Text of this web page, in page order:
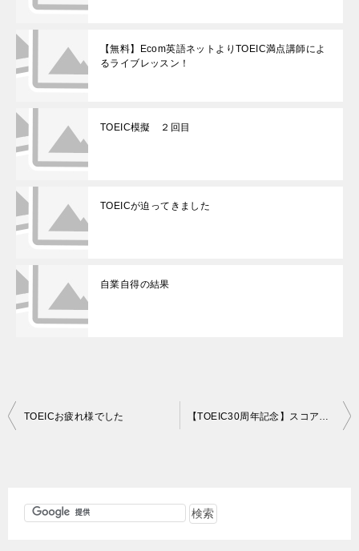
【無料】Ecom英語ネットよりTOEIC満点講師によ
るライブレッスン！
TOEIC模擬 ２回目
TOEICが迫ってきました
自業自得の結果
投
TOEICお疲れ様でした